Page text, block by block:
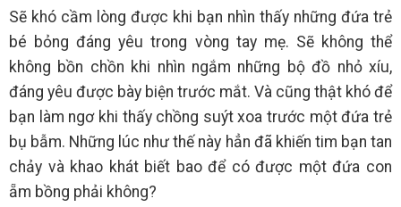
Sẽ khó cầm lòng được khi bạn nhìn thấy những đứa trẻ
bé bỏng đáng yêu trong vòng tay mẹ. Sẽ không thể
không bồn chồn khi nhìn ngắm những bộ đồ nhỏ xíu,
đáng yêu được bày biện trước mắt. Và cũng thật khó để
bạn làm ngơ khi thấy chồng suýt xoa trước một đứa trẻ
bụ bẫm. Những lúc như thế này hẳn đã khiến tim bạn tan
chảy và khao khát biết bao để có được một đứa con
ẵm bồng phải không?